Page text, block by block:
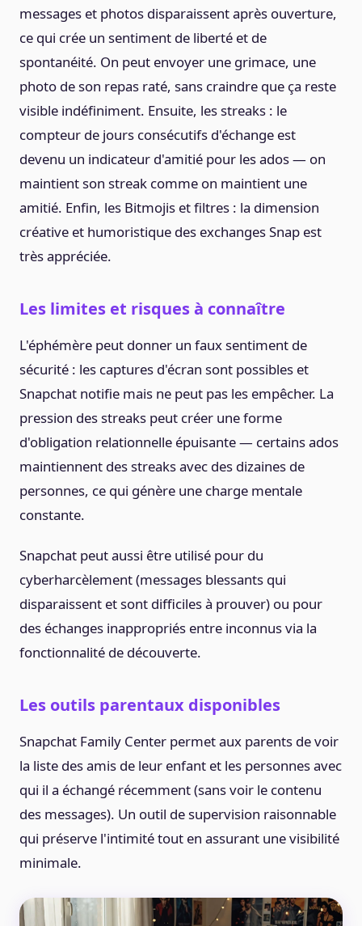
messages et photos disparaissent après ouverture,
ce qui crée un sentiment de liberté et de
spontanéité. On peut envoyer une grimace, une
photo de son repas raté, sans craindre que ça reste
visible indéfiniment. Ensuite, les streaks : le
compteur de jours consécutifs d'échange est
devenu un indicateur d'amitié pour les ados — on
maintient son streak comme on maintient une
amitié. Enfin, les Bitmojis et filtres : la dimension
créative et humoristique des exchanges Snap est
très appréciée.
Les limites et risques à connaître
L'éphémère peut donner un faux sentiment de
sécurité : les captures d'écran sont possibles et
Snapchat notifie mais ne peut pas les empêcher. La
pression des streaks peut créer une forme
d'obligation relationnelle épuisante — certains ados
maintiennent des streaks avec des dizaines de
personnes, ce qui génère une charge mentale
constante.
Snapchat peut aussi être utilisé pour du
cyberharcèlement (messages blessants qui
disparaissent et sont difficiles à prouver) ou pour
des échanges inappropriés entre inconnus via la
fonctionnalité de découverte.
Les outils parentaux disponibles
Snapchat Family Center permet aux parents de voir
la liste des amis de leur enfant et les personnes avec
qui il a échangé récemment (sans voir le contenu
des messages). Un outil de supervision raisonnable
qui préserve l'intimité tout en assurant une visibilité
minimale.